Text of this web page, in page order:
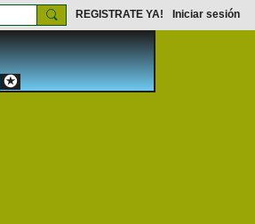
REGISTRATE YA! Iniciar sesión
✪